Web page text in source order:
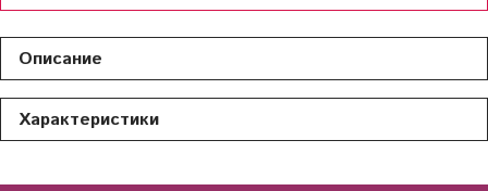
Описание
Характеристики